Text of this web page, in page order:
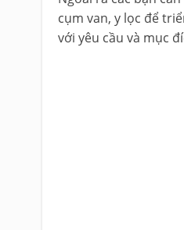
cụm van, y lọc để
với yêu cầu và mục